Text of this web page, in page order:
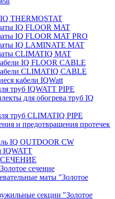
THERMOSTAT
IQ FLOOR MAT
IQ FLOOR MAT PRO
IQ LAMINATE MAT
CLIMATIQ MAT
IQ FLOOR CABLE
CLIMATIQ CABLE
кабели IQWatt
труб IQWATT PIPE
для обогрева труб IQ
труб CLIMATIQ PIPE
и предотвращения протечек
IQ OUTDOOR CW
IQWATT
СЕЧЕНИЕ
сечение
маты "Золотое
секции "Золотое